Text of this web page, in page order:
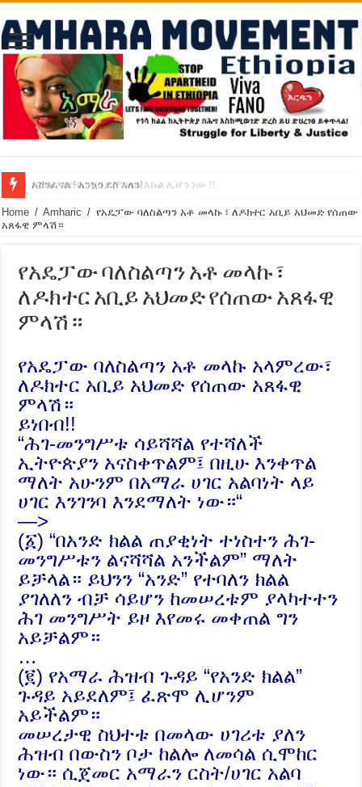
የባንክና የጥቁር ገብያ ምንዛሬ እኩል ሊሆን ነው !!
አሸንፈናል ! እንኳን ደስ አለን!
Home / Amharic / የአዴፓው ባለስልጣን አቶ መላኩ ፣ ለዶክተር አቢይ አህመድ የሰጠው
አጸፋዊ ምላሽ።
የአዴፓው ባለስልጣን አቶ መላኩ ፣
ለዶክተር አቢይ አህመድ የሰጠው አጸፋዊ
ምላሽ።
የአዴፓው ባለስልጣን አቶ መላኩ አላምረው፣
ለዶክተር አቢይ አህመድ የሰጠው አጸፋዊ
ምላሽ።
ይነበብ!!
“ሕገ-መንግሥቱ ሳይሻሻል የተሻለች
ኢትዮጵያን አናስቀጥልም፤ በዚሁ እንቀጥል
ማለት አሁንም በአማራ ሀገር አልባነት ላይ
ሀገር እንገንባ እንደማለት ነው።“
—>
(፩) “በአንድ ክልል ጠያቂነት ተነስተን ሕገ-
መንግሥቱን ልናሻሻል አንችልም” ማለት
ይቻላል። ይህንን “አንድ” የተባለን ክልል
ያገለለን ብቻ ሳይሆን ከመሠረቱም ያላካተተን
ሕገ መንግሥት ይዞ እየመሩ መቀጠል ግን
አይቻልም።
…
(፪) የአማራ ሕዝብ ጉዳይ “የአንድ ክልል”
ጉዳይ አይደለም፤ ፈጽሞ ሊሆንም
አይችልም።
መሠረታዊ ስህተቱ በመላው ሀገሪቱ ያለን
ሕዝብ በውስን ቦታ ከልሎ ለመሳል ሲሞከር
ነው። ሲጀመር አማራን ርስት/ሀገር አልባ